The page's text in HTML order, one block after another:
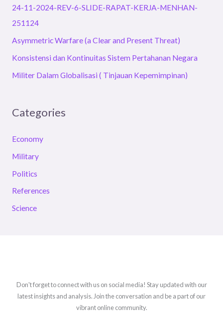
24-11-2024-REV-6-SLIDE-RAPAT-KERJA-MENHAN-
251124
Asymmetric Warfare (a Clear and Present Threat)
Konsistensi dan Kontinuitas Sistem Pertahanan Negara
Militer Dalam Globalisasi ( Tinjauan Kepemimpinan)
Categories
Economy
Military
Politics
References
Science
Don't forget to connect with us on social media! Stay updated with our
latest insights and analysis. Join the conversation and be a part of our
vibrant online community.